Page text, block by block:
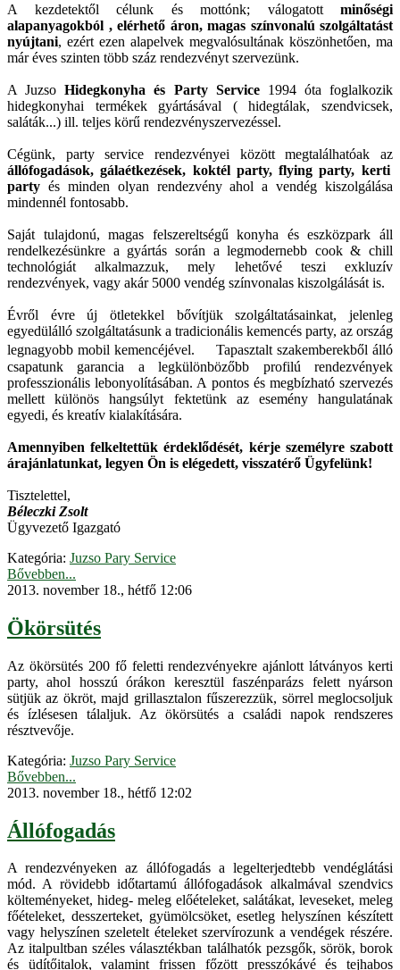
A kezdetektől célunk és mottónk; válogatott minőségi
alapanyagokból , elérhető áron, magas színvonalú szolgáltatást
nyújtani, ezért ezen alapelvek megvalósultának köszönhetően, ma
már éves szinten több száz rendezvényt szervezünk.
A JuzsoHidegkonyha és Party Service1994 óta foglalkozik
hidegkonyhai termékek gyártásával ( hidegtálak, szendvicsek,
saláták...) ill. teljes körű rendezvényszervezéssel.
Cégünk, party service rendezvényei között megtalálhatóak az
állófogadások, gálaétkezések, koktél party, flying party, kerti
party és minden olyan rendezvény ahol a vendég kiszolgálása
mindennél fontosabb.
Saját tulajdonú, magas felszereltségű konyha és eszközpark áll
rendelkezésünkre a gyártás során a legmodernebb cook & chill
technológiát alkalmazzuk, mely lehetővé teszi exkluzív
rendezvények, vagy akár 5000 vendég színvonalas kiszolgálását is.
Évről évre új ötletekkel bővítjük szolgáltatásainkat, jelenleg
egyedülálló szolgáltatásunk a tradicionális kemencés party, az ország
legnagyobb mobil kemencéjével. Tapasztalt szakemberekből álló
csapatunk garancia a legkülönbözőbb profilú rendezvények
professzionális lebonyolításában. A pontos és megbízható szervezés
mellett különös hangsúlyt fektetünk az esemény hangulatának
egyedi, és kreatív kialakítására.
Amennyiben felkeltettük érdeklődését, kérje személyre szabott
árajánlatunkat, legyen Ön is elégedett, visszatérő Ügyfelünk!
Tisztelettel,
Béleczki Zsolt
Ügyvezető Igazgató
Kategória: Juzso Pary Service
Bővebben...
2013. november 18., hétfő 12:06
Ökörsütés
Az ökörsütés 200 fő feletti rendezvényekre ajánlott látványos kerti
party, ahol hosszú órákon keresztül faszénparázs felett nyárson
sütjük az ökröt, majd grillasztalon fűszerezzük, sörrel meglocsoljuk
és ízlésesen tálaljuk. Az ökörsütés a családi napok rendszeres
résztvevője.
Kategória: Juzso Pary Service
Bővebben...
2013. november 18., hétfő 12:02
Állófogadás
A rendezvényeken az állófogadás a legelterjedtebb vendéglátási
mód. A rövidebb időtartamú állófogadások alkalmával szendvics
költeményeket, hideg- meleg előételeket, salátákat, leveseket, meleg
főételeket, desszerteket, gyümölcsöket, esetleg helyszínen készített
vagy helyszínen szeletelt ételeket szervírozunk a vendégek részére.
Az italpultban széles választékban találhatók pezsgők, sörök, borok
és üdítőitalok, valamint frissen főzött presszókávé és tejhabos